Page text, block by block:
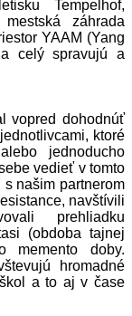
Tempelhof,
záhrada
YAAM (Yang
celý spravujú a
vopred dohodnúť
ktoré
jednoducho
vedieť v tomto
našim partnerom
, navštívili
prehliadku
(obdoba tajnej
doby.
hromadné
a to aj v čase